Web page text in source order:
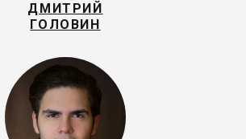
ДМИТРИЙ
ГОЛОВИН